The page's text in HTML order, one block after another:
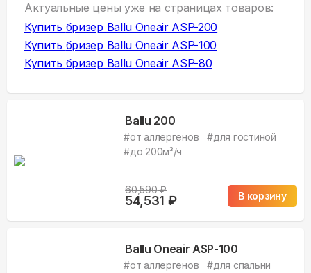
Актуальные цены уже на страницах товаров:
Купить бризер Ballu Oneair ASP-200
Купить бризер Ballu Oneair ASP-100
Купить бризер Ballu Oneair ASP-80
Ballu 200
#от аллергенов #для гостиной
#до 200м³/ч
60,590₽
54,531 ₽ В корзину
Ballu Oneair ASP-100
#от аллергенов #для спальни